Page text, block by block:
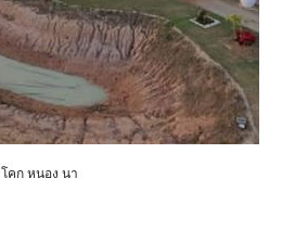
โคก หนอง นา